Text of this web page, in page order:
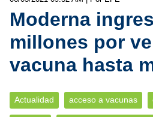
Moderna
millones por
vacuna hasta
Actualidad acceso a vacunas